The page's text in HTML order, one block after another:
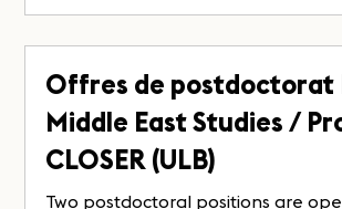
Offres de postdoctorat
Middle East Studies /
CLOSER (ULB)
Two postdoctoral positions are